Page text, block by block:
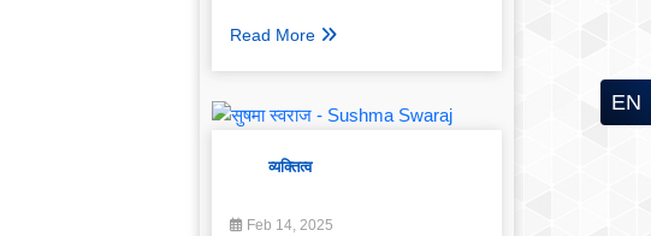
Read More
व्यक्तित्व
Feb 14, 2025
EN